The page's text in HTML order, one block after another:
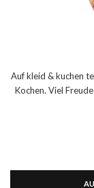
Auf kleid & kuchen
Kochen. Viel